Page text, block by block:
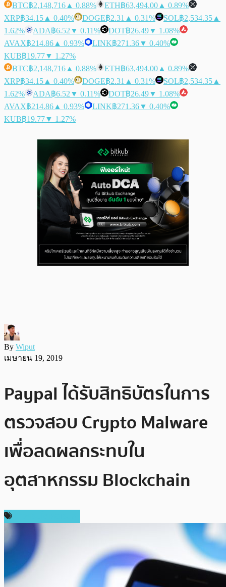
BTC฿2,148,716 ▲ 0.88% ETH฿63,494.00 ▲ 0.89%
XRP฿34.15 ▲ 0.40% DOGE฿2.31 ▲ 0.31% SOL฿2,534.35 ▲
1.62%
ADA฿6.52 ▼ 0.11% DOT฿26.49▼ 1.08%
AVAX฿214.86 ▲ 0.93% LINK฿271.36▼ 0.40%
KUB฿19.77▼ 1.27%
BTC฿2,148,716 ▲ 0.88% ETH฿63,494.00 ▲ 0.89%
XRP฿34.15 ▲ 0.40% DOGE฿2.31 ▲ 0.31% SOL฿2,534.35 ▲
1.62%
ADA฿6.52 ▼ 0.11% DOT฿26.49▼ 1.08%
AVAX฿214.86 ▲ 0.93% LINK฿271.36▼ 0.40%
KUB฿19.77▼ 1.27%
By Wiput
เมษายน 19, 2019
Paypal ได้รับสิทธิบัตรในการ
ตรวจสอบ Crypto Malware
เพื่อลดผลกระทบใน
อุตสาหกรรม Blockchain